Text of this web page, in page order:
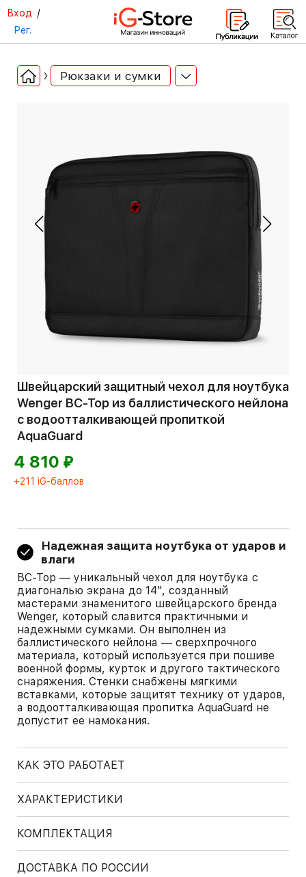
Вход /
Рег.
Рюкзаки и сумки
Швейцарский защитный чехол для ноутбука
Wenger BC-Top из баллистического нейлона
с водоотталкивающей пропиткой
AquaGuard
4 810 ⃏
+211 iG-баллов
Надежная защита ноутбука от ударов и
влаги
BC-Top — уникальный чехол для ноутбука с
диагональю экрана до 14", созданный
мастерами знаменитого швейцарского бренда
Wenger, который славится практичными и
надежными сумками. Он выполнен из
баллистического нейлона — сверхпрочного
материала, который используется при пошиве
военной формы, курток и другого тактического
снаряжения. Стенки снабжены мягкими
вставками, которые защитят технику от ударов,
а водоотталкивающая пропитка AquaGuard не
допустит ее намокания.
КАК ЭТО РАБОТАЕТ
ХАРАКТЕРИСТИКИ
КОМПЛЕКТАЦИЯ
ДОСТАВКА ПО РОССИИ